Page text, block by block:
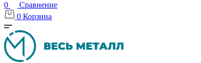
0
Сравнение
0 Корзина